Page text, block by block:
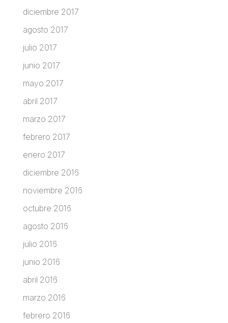
diciembre 2017
agosto 2017
julio 2017
junio 2017
mayo 2017
abril 2017
marzo 2017
febrero 2017
enero 2017
diciembre 2016
noviembre 2016
octubre 2016
agosto 2016
julio 2016
junio 2016
abril 2016
marzo 2016
febrero 2016